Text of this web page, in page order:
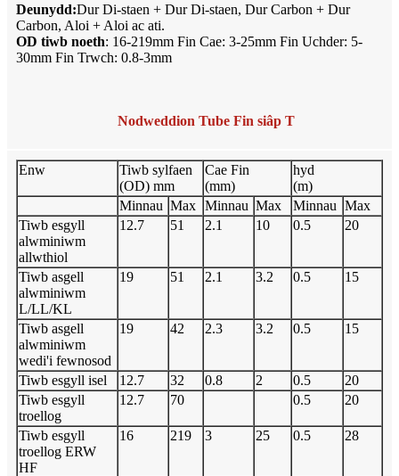
Deunydd:Dur Di-staen + Dur Di-staen, Dur Carbon + Dur
Carbon, Aloi + Aloi ac ati.
OD tiwb noeth: 16-219mm Fin Cae: 3-25mm Fin Uchder: 5-
30mm Fin Trwch: 0.8-3mm
Nodweddion Tube Fin siâp T
Enw
Tiwb sylfaen
(OD) mm
Cae Fin
(mm)
hyd
(m)
Minnau Max Minnau Max Minnau Max
Tiwb esgyll
alwminiwm
allwthiol
12.7 51 2.1 10 0.5 20
Tiwb asgell
alwminiwm
L/LL/KL
19 51 2.1 3.2 0.5 15
Tiwb asgell
alwminiwm
wedi'i fewnosod
19 42 2.3 3.2 0.5 15
Tiwb esgyll isel 12.7 32 0.8 2 0.5
20
Tiwb esgyll
troellog
12.7 70 0.5 20
Tiwb esgyll
troellog ERW
HF
16 219 3 25 0.5 28